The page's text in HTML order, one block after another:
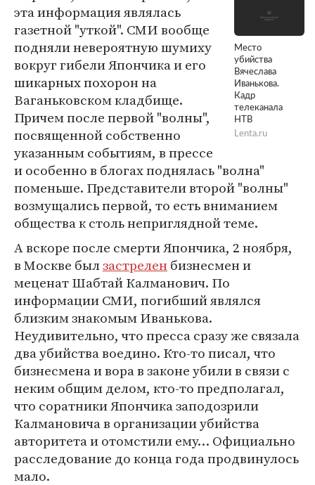
Место
убийства
Вячеслава
Иванькова.
Кадр
телеканала
НТВ
Lenta.ru
эта информация являлась
газетной "уткой". СМИ вообще
подняли невероятную шумиху
вокруг гибели Япончика и его
шикарных похорон на
Ваганьковском кладбище.
Причем после первой "волны",
посвященной собственно
указанным событиям, в прессе
и особенно в блогах поднялась "волна"
поменьше. Представители второй "волны"
возмущались первой, то есть вниманием
общества к столь неприглядной теме.
А вскоре после смерти Япончика, 2 ноября,
в Москве былзастреленбизнесмен и
меценат Шабтай Калманович. По
информации СМИ, погибший являлся
близким знакомым Иванькова.
Неудивительно, что пресса сразу же связала
два убийства воедино. Кто-то писал, что
бизнесмена и вора в законе убили в связи с
неким общим делом, кто-то предполагал,
что соратники Япончика заподозрили
Калмановича в организации убийства
авторитета и отомстили ему… Официально
расследование до конца года продвинулось
мало.